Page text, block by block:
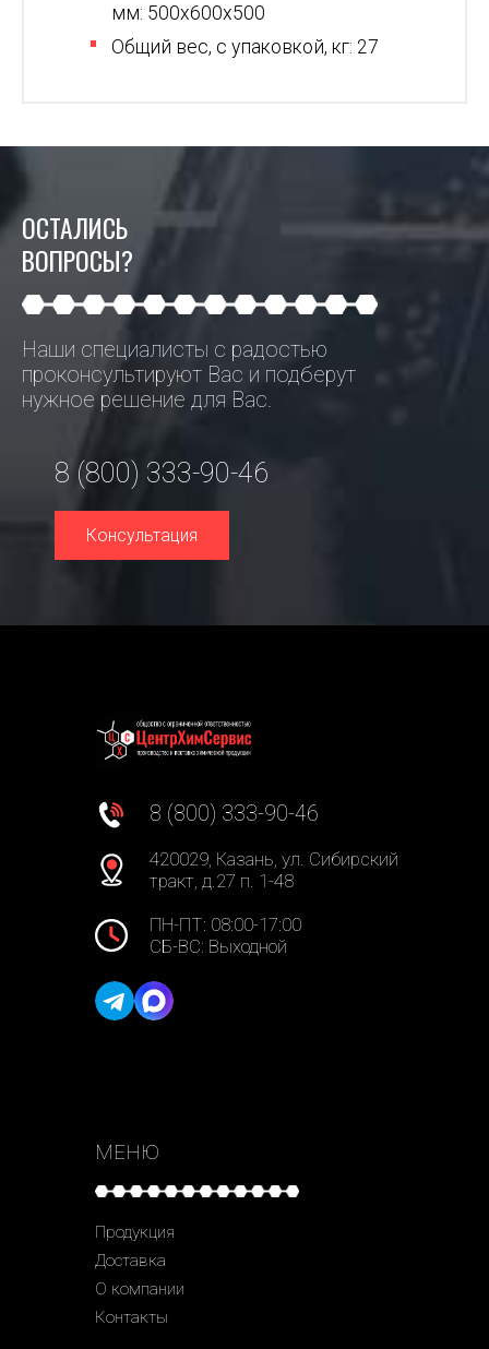
мм: 500х600х500
Общий вес, с упаковкой, кг: 27
ОСТАЛИСЬ
ВОПРОСЫ?
Наши специалисты с радостью
проконсультируют Вас и подберут
нужное решение для Вас.
8 (800) 333-90-46
Консультация
8 (800) 333-90-46
420029, Казань, ул. Сибирский
тракт, д.27 п. 1-48
ПН-ПТ: 08:00-17:00
СБ-ВС: Выходной
МЕНЮ
Продукция
Доставка
О компании
Контакты